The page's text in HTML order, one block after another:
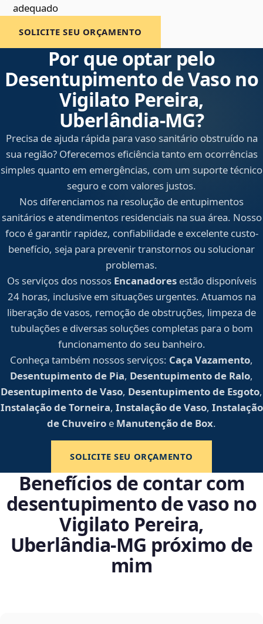
adequado
SOLICITE SEU ORÇAMENTO
Por que optar pelo
Desentupimento de Vaso no
Vigilato Pereira,
Uberlândia‑MG?
Precisa de ajuda rápida para vaso sanitário obstruído na
sua região? Oferecemos eficiência tanto em ocorrências
simples quanto em emergências, com um suporte técnico
seguro e com valores justos.
Nos diferenciamos na resolução de entupimentos
sanitários e atendimentos residenciais na sua área. Nosso
foco é garantir rapidez, confiabilidade e excelente custo-
benefício, seja para prevenir transtornos ou solucionar
problemas.
Os serviços dos nossos Encanadoresestão disponíveis
24 horas, inclusive em situações urgentes. Atuamos na
liberação de vasos, remoção de obstruções, limpeza de
tubulações e diversas soluções completas para o bom
funcionamento do seu banheiro.
Conheça também nossos serviços: Caça Vazamento,
Desentupimento de Pia, Desentupimento de Ralo,
Desentupimento de Vaso, Desentupimento de Esgoto,
Instalação de Torneira, Instalação de Vaso, Instalação
de Chuveiro e Manutenção de Box.
SOLICITE SEU ORÇAMENTO
Benefícios de contar com
desentupimento de vaso no
Vigilato Pereira,
Uberlândia‑MG próximo de
mim